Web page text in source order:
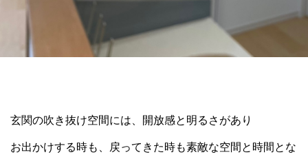
玄関の吹き抜け空間には、開放感と明るさがあり
お出かけする時も、戻ってきた時も素敵な空間と時間とな